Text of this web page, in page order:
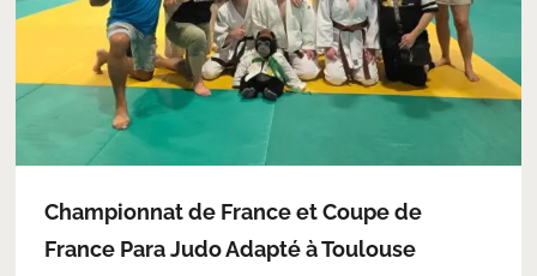
Championnat de France et Coupe de
France Para Judo Adapté à Toulouse